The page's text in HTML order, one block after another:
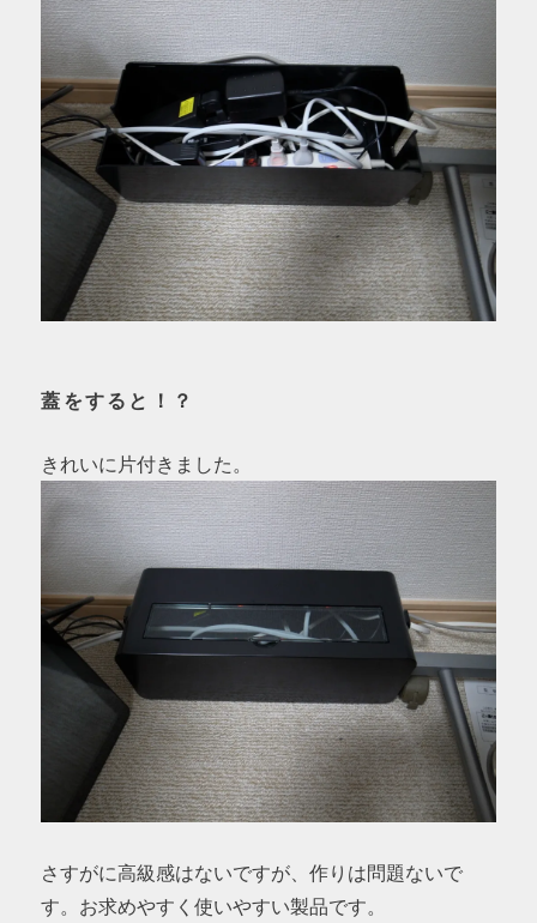
蓋をすると！？
きれいに片付きました。
さすがに高級感はないですが、作りは問題ないで
す。お求めやすく使いやすい製品です。